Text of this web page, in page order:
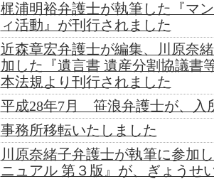
梶浦明裕弁護士が執筆した『マ
ィ活動』が刊行されました
近森章宏弁護士が編集、川原奈
加した『遺言書 遺産分割協議書
本法規より刊行されました
平成28年7月 笹浪弁護士が、入
事務所移転いたしました
川原奈緒子弁護士が執筆に参加
ニュアル 第３版』が、ぎょうせ